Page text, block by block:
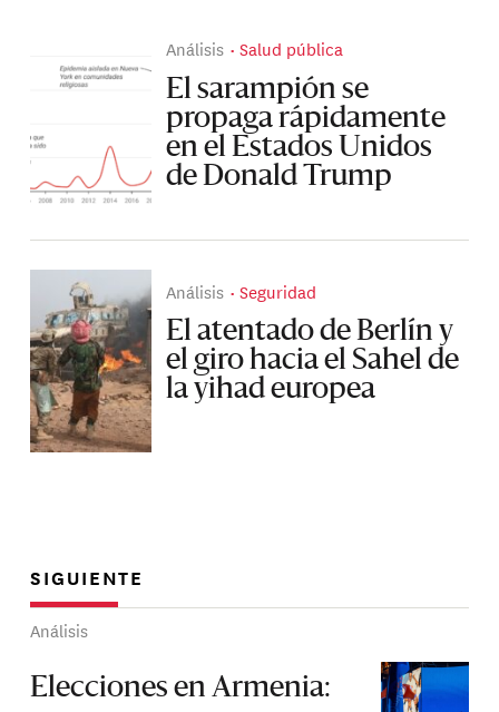
Análisis Salud pública
El sarampión se
propaga rápidamente
en el Estados Unidos
de Donald Trump
Análisis Seguridad
El atentado de Berlín y
el giro hacia el Sahel de
la yihad europea
SIGUIENTE
Análisis
Elecciones en Armenia: